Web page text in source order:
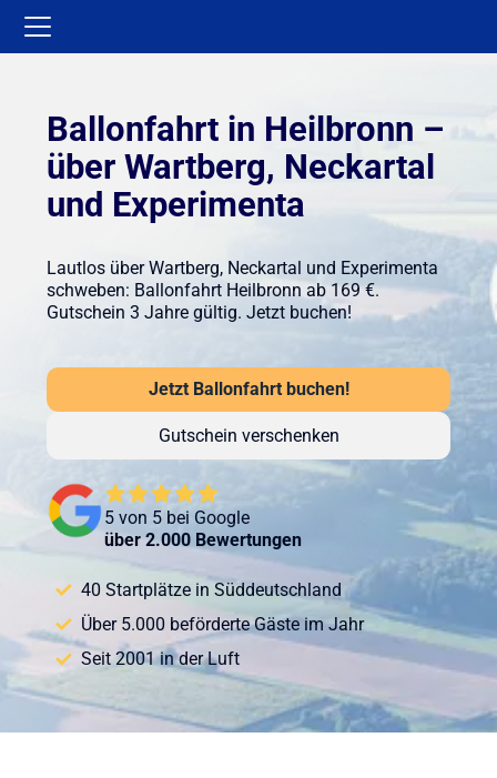
Ballonfahrt in Heilbronn –
über Wartberg, Neckartal
und Experimenta
Lautlos über Wartberg, Neckartal und Experimenta
schweben: Ballonfahrt Heilbronn ab 169 €.
Gutschein 3 Jahre gültig. Jetzt buchen!
Jetzt Ballonfahrt buchen!
Gutschein verschenken
5 von 5 bei Google
über 2.000 Bewertungen
40 Startplätze in Süddeutschland
Über 5.000 beförderte Gäste im Jahr
Seit 2001 in der Luft